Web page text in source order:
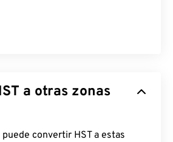
a otras zonas
convertir HST a estas